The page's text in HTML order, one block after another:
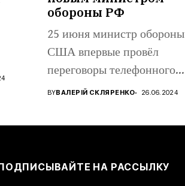
обороны РФ
25 июня министр обороны
США впервые провёл
переговоры телефонного
характера с новым...
BYВАЛЕРІЙ СКЛЯРЕНКО 26.06.2024
НА РАССЫЛКУ